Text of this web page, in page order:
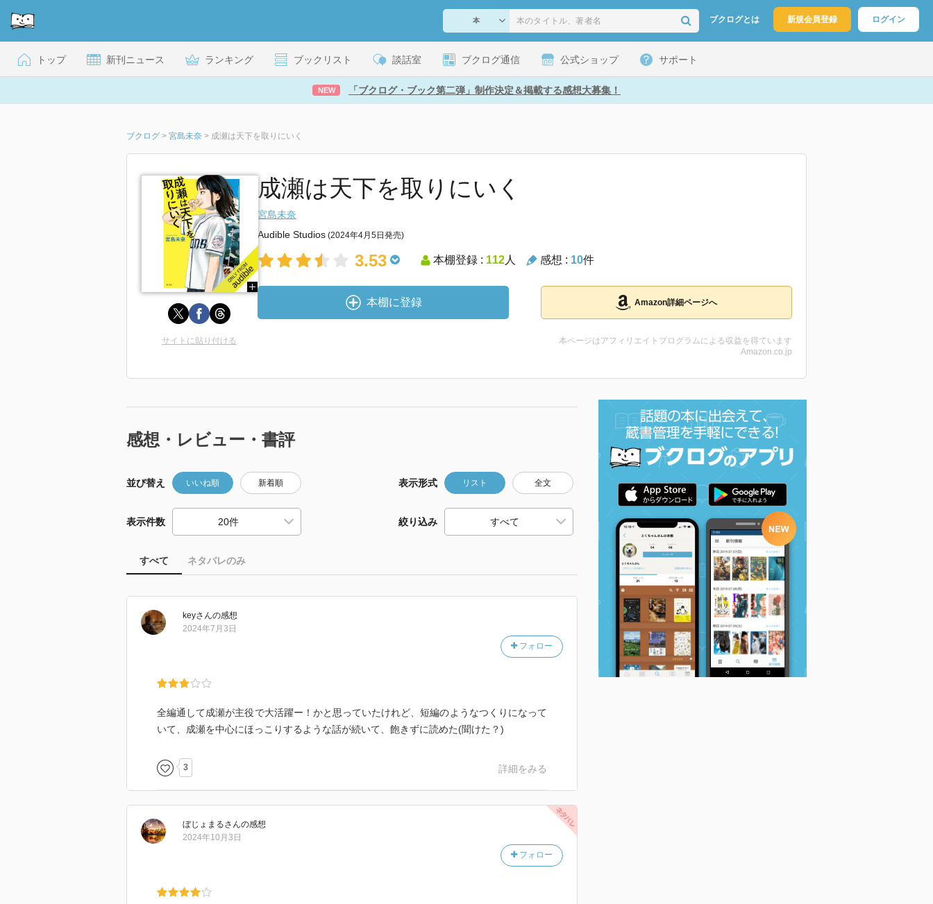
ブクログとは 新規会員登録 ログイン
トップ 新刊ニュース ランキング ブックリスト 談話室 ブクログ通信 公式ショップ サポート
NEW 「ブクログ・ブック第二弾」制作決定＆掲載する感想大募集！
ブクログ > 宮島未奈 > 成瀬は天下を取りにいく
成瀬は天下を取りにいく
宮島未奈
Audible Studios (2024年4月5日発売)
3.53 本棚登録 : 112人 感想 : 10件
本棚に登録 Amazon詳細ページへ
サイトに貼り付ける
本ページはアフィリエイトプログラムによる収益を得ています
Amazon.co.jp
感想・レビュー・書評
並び替え いいね順 新着順 表示形式 リスト 全文
表示件数 絞り込み
すべて ネタバレのみ
keyさんの感想
フォロー
2024年7月3日
全編通して成瀬が主役で大活躍ー！かと思っていたけれど、短編のようなつくりになって
いて、成瀬を中心にほっこりするような話が続いて、飽きずに読めた(聞けた？)
3 詳細をみる
ぼじょまるさんの感想
フォロー
2024年10月3日